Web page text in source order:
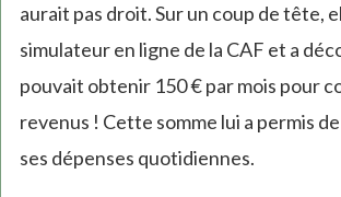
aurait pas droit. Sur un coup de tête,
simulateur en ligne de la CAF et a
pouvait obtenir 150 € par mois pour
revenus ! Cette somme lui a permis
ses dépenses quotidiennes.